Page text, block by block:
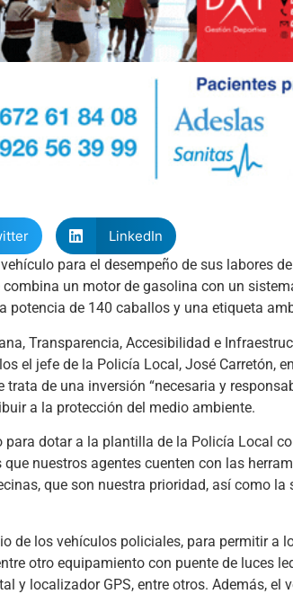
LinkedIn
para el desempeño de sus labores
un motor de gasolina con un
potencia de 140 caballos y una etiqueta
Transparencia, Accesibilidad e
el jefe de la Policía Local, José Carretón,
de una inversión “necesaria y
a la protección del medio ambiente.
dotar a la plantilla de la Policía Local
nuestros agentes cuenten con las
que son nuestra prioridad, así como la
de los vehículos policiales, para permitir a
otro equipamiento con puente de luces
y localizador GPS, entre otros. Además, el